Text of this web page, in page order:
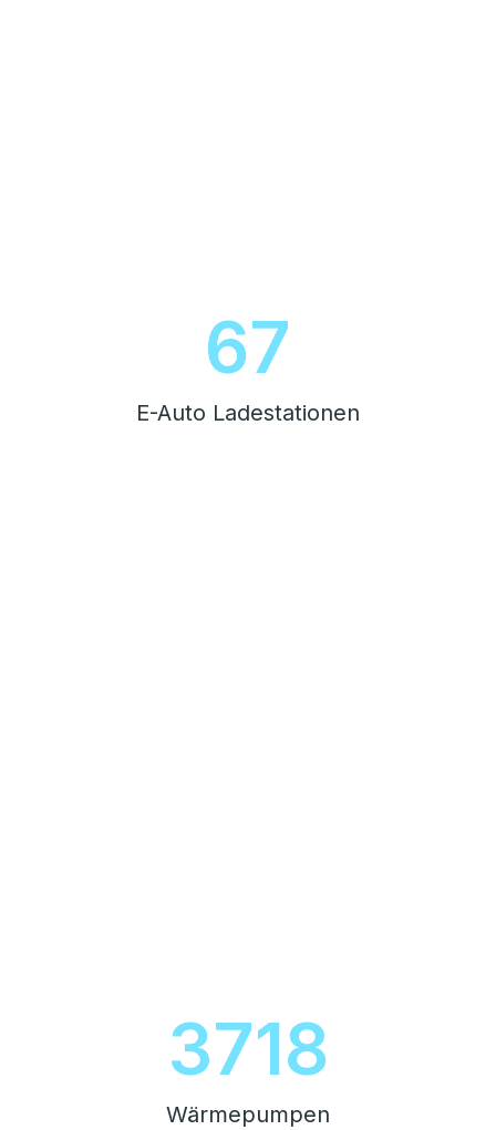
76
E-Auto Ladestationen
4200
Wärmepumpen